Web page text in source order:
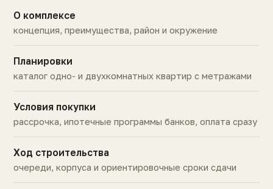
О комплексе
концепция, преимущества, район и окружение
Планировки
каталог одно- и двухкомнатных квартир с метражами
Условия покупки
рассрочка, ипотечные программы банков, оплата сразу
Ход строительства
очереди, корпуса и ориентировочные сроки сдачи